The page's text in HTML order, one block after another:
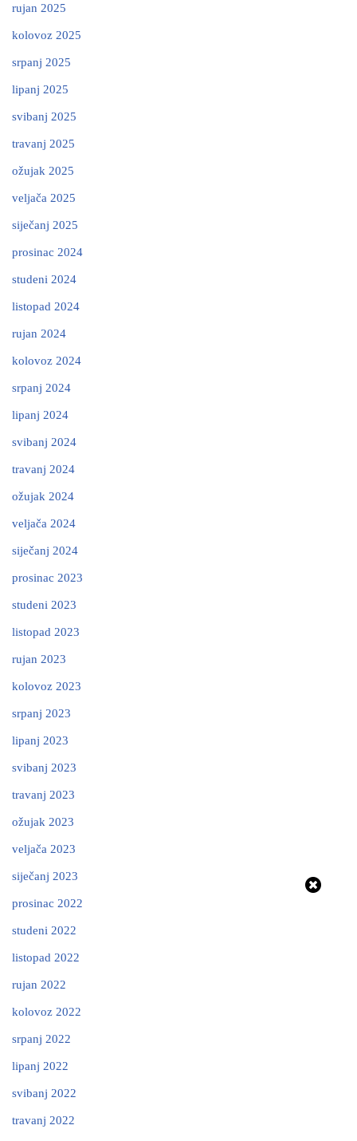
rujan 2025
kolovoz 2025
srpanj 2025
lipanj 2025
svibanj 2025
travanj 2025
ožujak 2025
veljača 2025
siječanj 2025
prosinac 2024
studeni 2024
listopad 2024
rujan 2024
kolovoz 2024
srpanj 2024
lipanj 2024
svibanj 2024
travanj 2024
ožujak 2024
veljača 2024
siječanj 2024
prosinac 2023
studeni 2023
listopad 2023
rujan 2023
kolovoz 2023
srpanj 2023
lipanj 2023
svibanj 2023
travanj 2023
ožujak 2023
veljača 2023
siječanj 2023
prosinac 2022
studeni 2022
listopad 2022
rujan 2022
kolovoz 2022
srpanj 2022
lipanj 2022
svibanj 2022
travanj 2022